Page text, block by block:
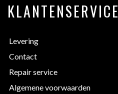
KLANTENSERVICE
Levering
Contact
Repair service
Algemene voorwaarden